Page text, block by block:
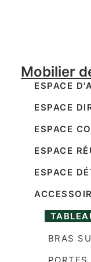
Mobilier
ESPACE
ESPACE
ESPACE
ESPACE
ESPACE
BRAS